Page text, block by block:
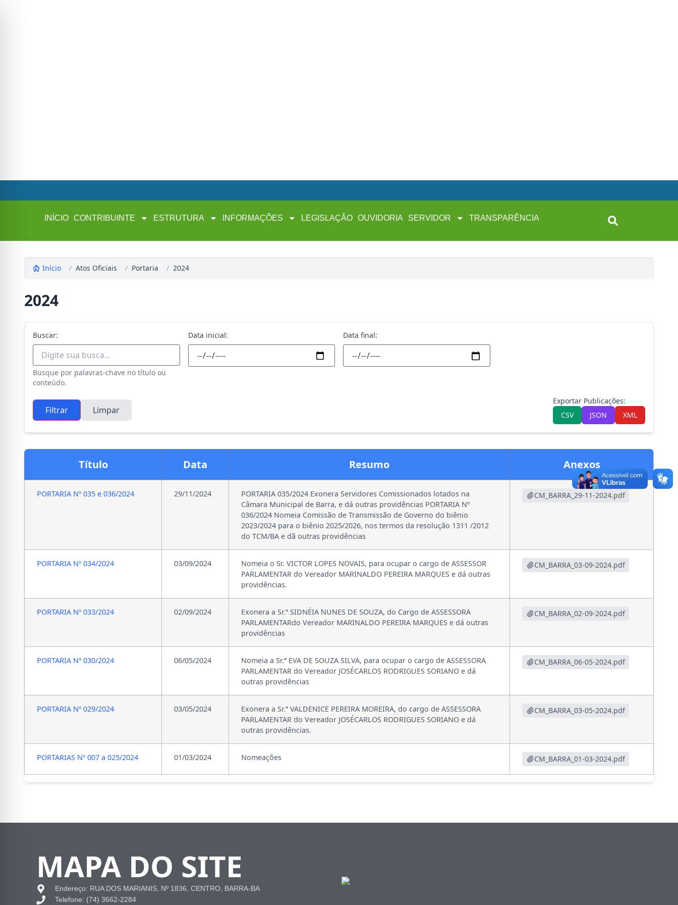
INÍCIO CONTRIBUINTE ESTRUTURA INFORMAÇÕES LEGISLAÇÃO OUVIDORIA SERVIDOR TRANSPARÊNCIA
Início / Atos Oficiais / Portaria / 2024
2024
Buscar:
Busque por palavras-chave no título ou
conteúdo.
Data inicial: Data final:
Filtrar Limpar
Exportar Publicações:
CSV
JSON XML
Título Data Resumo Anexos
PORTARIA Nº 035 e 036/2024 29/11/2024
PORTARIA 035/2024 Exonera Servidores Comissionados lotados na
Câmara Municipal de Barra, e dá outras providências PORTARIA Nº
036/2024 Nomeia Comissão de Transmissão de Governo do biênio
2023/2024 para o biênio 2025/2026, nos termos da resolução 1311 /2012
do TCM/BA e dã outras providências
CM_BARRA_29-11-2024.pdf
PORTARIA Nº 034/2024 03/09/2024
Nomeia o Sr. VICTOR LOPES NOVAIS, para ocupar o cargo de ASSESSOR
PARLAMENTAR do Vereador MARINALDO PEREIRA MARQUES e dá outras
providências.
CM_BARRA_03-09-2024.pdf
PORTARIA Nº 033/2024 02/09/2024
Exonera a Sr.ª SIDNÉIA NUNES DE SOUZA, do Cargo de ASSESSORA
PARLAMENTARdo Vereador MARINALDO PEREIRA MARQUES e dá outras
providências
CM_BARRA_02-09-2024.pdf
PORTARIA Nº 030/2024 06/05/2024
Nomeia a Sr.ª EVA DE SOUZA SILVA, para ocupar o cargo de ASSESSORA
PARLAMENTAR do Vereador JOSÉCARLOS RODRIGUES SORIANO e dá
outras providências
CM_BARRA_06-05-2024.pdf
PORTARIA Nº 029/2024 03/05/2024
Exonera a Sr.ª VALDENICE PEREIRA MOREIRA, do cargo de ASSESSORA
PARLAMENTAR do Vereador JOSÉCARLOS RODRIGUES SORIANO e dá
outras providências.
CM_BARRA_03-05-2024.pdf
PORTARIAS Nº 007 a 025/2024 01/03/2024 Nomeações CM_BARRA_01-03-2024.pdf
MAPA DO SITE
Endereço: RUA DOS MARIANIS, Nº 1836, CENTRO, BARRA-BA
Telefone: (74) 3662-2284